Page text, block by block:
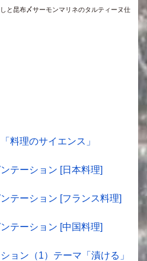
と昆布〆サーモンマリネのタルティーヌ仕
料理のサイエンス」
テーション [日本料理]
テーション [フランス料理]
テーション [中国料理]
ョン（1）テーマ「漬ける」